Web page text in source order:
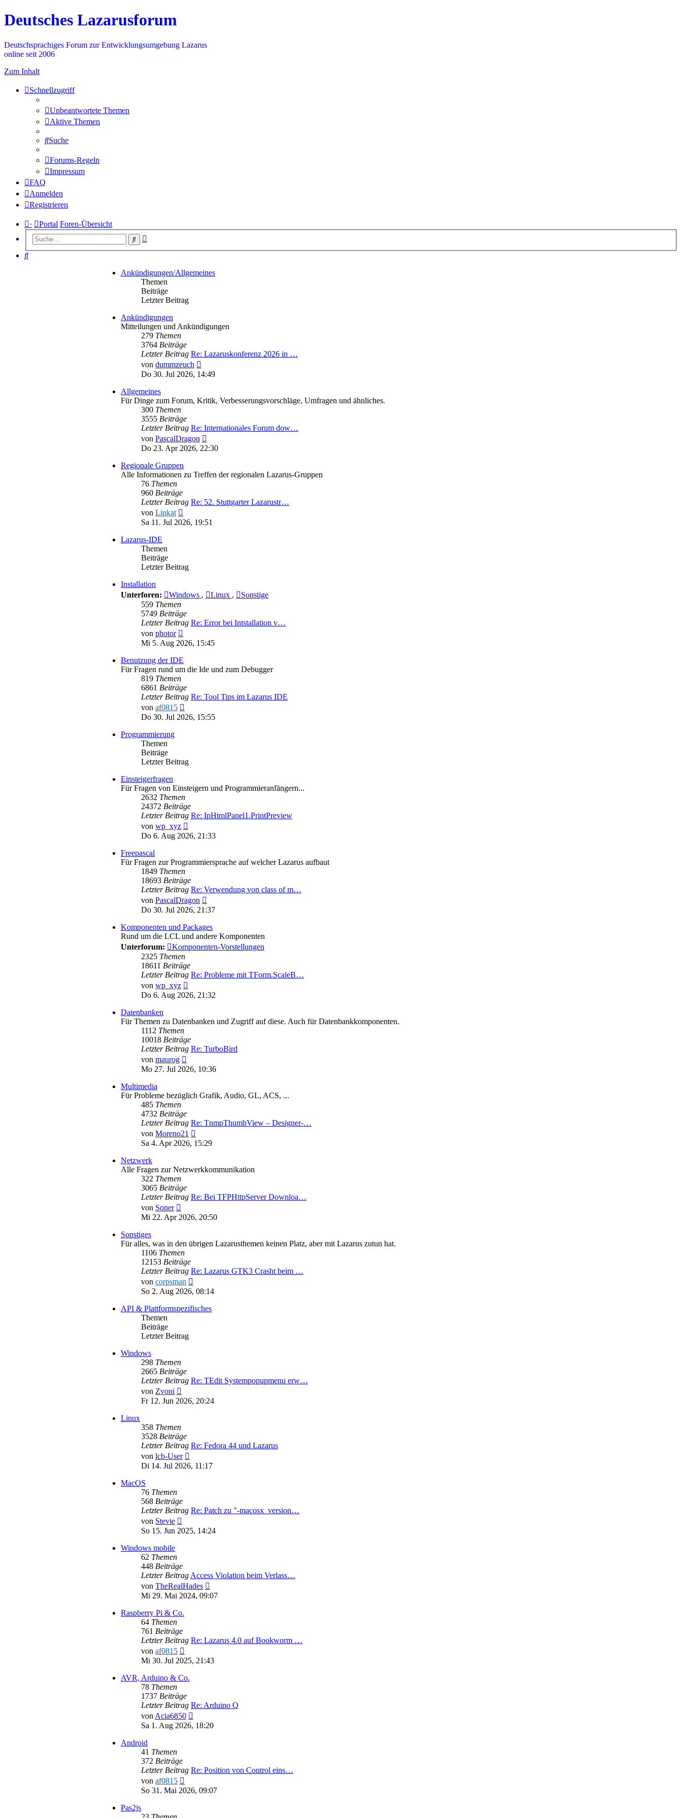
Deutsches Lazarusforum
Deutschsprachiges Forum zur Entwicklungsumgebung Lazarus
online seit 2006
Zum Inhalt
Schnellzugriff
Unbeantwortete Themen
Aktive Themen
Suche
Forums-Regeln
Impressum
FAQ
Anmelden
Registrieren
· Portal Foren-Übersicht
Suche
Suche
Ankündigungen/Allgemeines
Themen
Beiträge
Letzter Beitrag
Ankündigungen
Mitteilungen und Ankündigungen
279 Themen
3764 Beiträge
Letzter Beitrag Re: Lazaruskonferenz 2026 in …
von dummzeuch
Beitrag
Do 30. Jul 2026, 14:49
Allgemeines
Für Dinge zum Forum, Kritik, Verbesserungsvorschläge, Umfragen und ähnliches.
300 Themen
3555 Beiträge
Letzter Beitrag Re: Internationales Forum dow…
von PascalDragon
Beitrag
Do 23. Apr 2026, 22:30
Regionale Gruppen
Alle Informationen zu Treffen der regionalen Lazarus-Gruppen
76 Themen
960 Beiträge
Letzter Beitrag Re: 52. Stuttgarter Lazarustr…
von Linkat
Beitrag
Sa 11. Jul 2026, 19:51
Lazarus-IDE
Themen
Beiträge
Letzter Beitrag
Installation
Unterforen:
Windows , Linux ,
Sonstige
559 Themen
5749 Beiträge
Letzter Beitrag Re: Error bei Intstallation v…
von photor
Beitrag
Mi 5. Aug 2026, 15:45
Benutzung der IDE
Für Fragen rund um die Ide und zum Debugger
819 Themen
6861 Beiträge
Letzter Beitrag Re: Tool Tips im Lazarus IDE
von af0815
Beitrag
Do 30. Jul 2026, 15:55
Programmierung
Themen
Beiträge
Letzter Beitrag
Einsteigerfragen
Für Fragen von Einsteigern und Programmieranfängern...
2632 Themen
24372 Beiträge
Letzter Beitrag Re: IpHtmlPanel1.PrintPreview
von wp_xyz
Beitrag
Do 6. Aug 2026, 21:33
Freepascal
Für Fragen zur Programmiersprache auf welcher Lazarus aufbaut
1849 Themen
18693 Beiträge
Letzter Beitrag Re: Verwendung von class of m…
von PascalDragon
Beitrag
Do 30. Jul 2026, 21:37
Komponenten und Packages
Rund um die LCL und andere Komponenten
Unterforum:
Komponenten-Vorstellungen
2325 Themen
18611 Beiträge
Letzter Beitrag Re: Probleme mit TForm.ScaleB…
von wp_xyz
Beitrag
Do 6. Aug 2026, 21:32
Datenbanken
Für Themen zu Datenbanken und Zugriff auf diese. Auch für Datenbankkomponenten.
1112 Themen
10018 Beiträge
Letzter Beitrag Re: TurboBird
von maurog
Beitrag
Mo 27. Jul 2026, 10:36
Multimedia
Für Probleme bezüglich Grafik, Audio, GL, ACS, ...
485 Themen
4732 Beiträge
Letzter Beitrag Re: TnmpThumbView – Designer-…
von Moreno21
Beitrag
Sa 4. Apr 2026, 15:29
Netzwerk
Alle Fragen zur Netzwerkkommunikation
322 Themen
3065 Beiträge
Letzter Beitrag Re: Bei TFPHttpServer Downloa…
von Soner
Beitrag
Mi 22. Apr 2026, 20:50
Sonstiges
Für alles, was in den übrigen Lazarusthemen keinen Platz, aber mit Lazarus zutun hat.
1106 Themen
12153 Beiträge
Letzter Beitrag Re: Lazarus GTK3 Crasht beim …
von corpsman
Beitrag
So 2. Aug 2026, 08:14
API & Plattformspezifisches
Themen
Beiträge
Letzter Beitrag
Windows
298 Themen
2665 Beiträge
Letzter Beitrag Re: TEdit Systempopupmenu erw…
von Zvoni
Beitrag
Fr 12. Jun 2026, 20:24
Linux
358 Themen
3528 Beiträge
Letzter Beitrag Re: Fedora 44 und Lazarus
von lcb-User
Beitrag
Di 14. Jul 2026, 11:17
MacOS
76 Themen
568 Beiträge
Letzter Beitrag Re: Patch zu "-macosx_version…
von Stevie
Beitrag
So 15. Jun 2025, 14:24
Windows mobile
62 Themen
448 Beiträge
Letzter BeitragAccess Violation beim Verlass…
von TheRealHades
Beitrag
Mi 29. Mai 2024, 09:07
Raspberry Pi & Co.
64 Themen
761 Beiträge
Letzter Beitrag Re: Lazarus 4.0 auf Bookworm …
von af0815
Beitrag
Mi 30. Jul 2025, 21:43
AVR, Arduino & Co.
78 Themen
1737 Beiträge
Letzter Beitrag Re: Arduino Q
vonAcia6850
Beitrag
Sa 1. Aug 2026, 18:20
Android
41 Themen
372 Beiträge
Letzter Beitrag Re: Position von Control eins…
von af0815
Beitrag
So 31. Mai 2026, 09:07
Pas2js